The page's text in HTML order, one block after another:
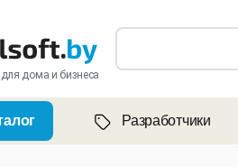
дома и бизнеса
Разработчики